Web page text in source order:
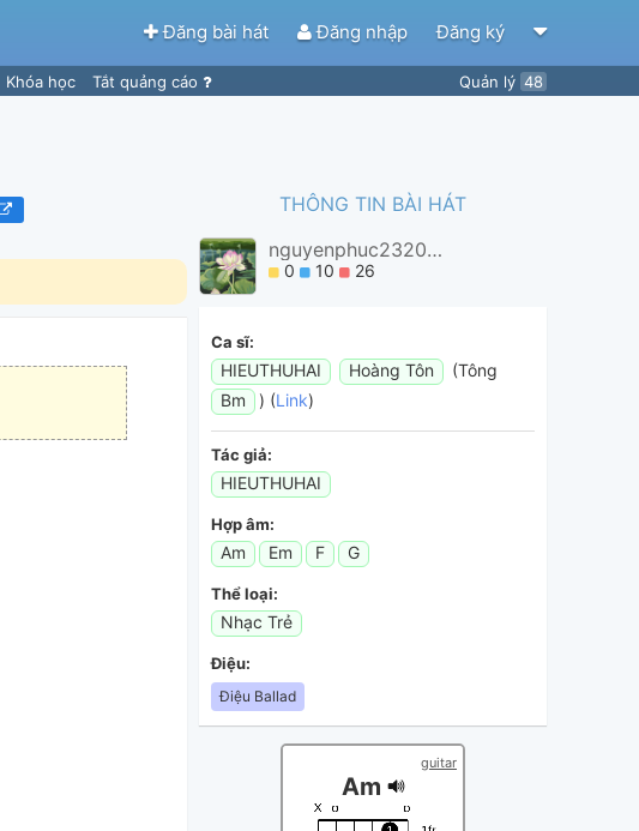
Đăng bài hát Đăng nhập Đăng ký
Khóa học Tắt quảng cáo Quản lý 48
THÔNG TIN BÀI HÁT
nguyenphuc232004
0 10 26
Ca sĩ:
HIEUTHUHAI Hoàng Tôn
(Tông
Bm
) (Link)
Tác giả:
HIEUTHUHAI
Hợp âm:
Am Em F G
Thể loại:
Nhạc Trẻ
Điệu:
Điệu Ballad
guitar
Am